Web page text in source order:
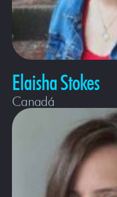
Elaisha Stokes
Canadá